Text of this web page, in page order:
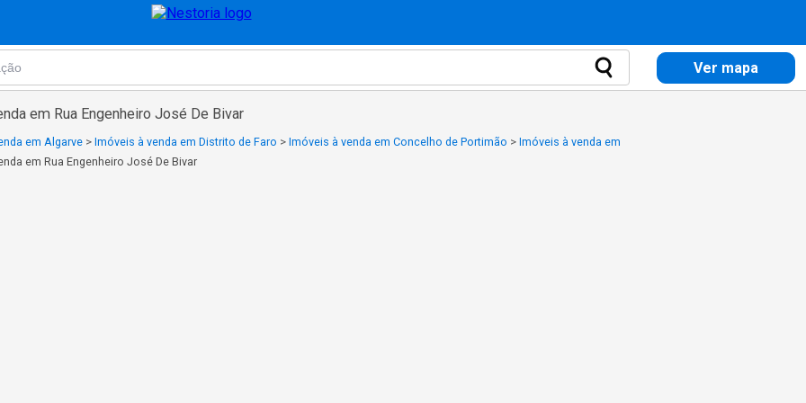
Ver mapa
em Rua Engenheiro José De Bivar
em Algarve > Imóveis à venda em Distrito de Faro > Imóveis à venda em Concelho de Portimão > Imóveis à venda em
em Rua Engenheiro José De Bivar